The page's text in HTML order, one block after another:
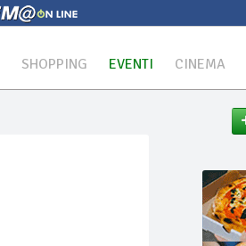
SHOPPING EVENTI CINEMA